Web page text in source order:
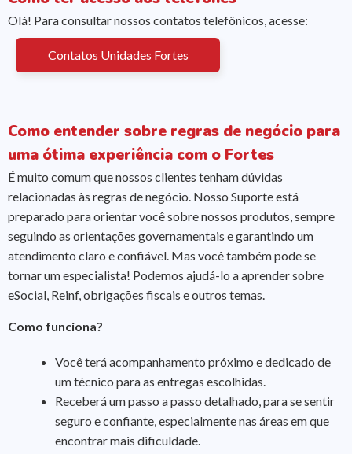
Olá! Para consultar nossos contatos telefônicos, acesse:
Contatos Unidades Fortes
Como entender sobre regras de negócio para
uma ótima experiência com o Fortes
É muito comum que nossos clientes tenham dúvidas
relacionadas às regras de negócio. Nosso Suporte está
preparado para orientar você sobre nossos produtos, sempre
seguindo as orientações governamentais e garantindo um
atendimento claro e confiável. Mas você também pode se
tornar um especialista! Podemos ajudá-lo a aprender sobre
eSocial, Reinf, obrigações fiscais e outros temas.
Como funciona?
Você terá acompanhamento próximo e dedicado de
um técnico para as entregas escolhidas.
Receberá um passo a passo detalhado, para se sentir
seguro e confiante, especialmente nas áreas em que
encontrar mais dificuldade.